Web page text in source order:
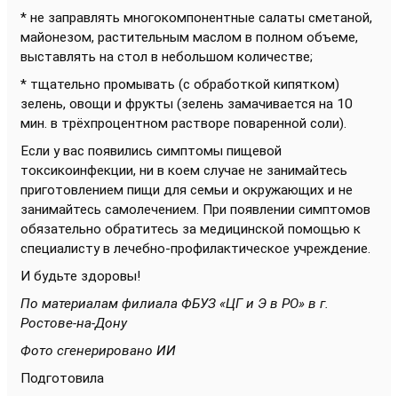
* не заправлять многокомпонентные салаты сметаной,
майонезом, растительным маслом в полном объеме,
выставлять на стол в небольшом количестве;
* тщательно промывать (с обработкой кипятком)
зелень, овощи и фрукты (зелень замачивается на 10
мин. в трёхпроцентном растворе поваренной соли).
Если у вас появились симптомы пищевой
токсикоинфекции, ни в коем случае не занимайтесь
приготовлением пищи для семьи и окружающих и не
занимайтесь самолечением. При появлении симптомов
обязательно обратитесь за медицинской помощью к
специалисту в лечебно-профилактическое учреждение.
И будьте здоровы!
По материалам филиала ФБУЗ «ЦГ и Э в РО» в г.
Ростове-на-Дону
Фото сгенерировано ИИ
Подготовила